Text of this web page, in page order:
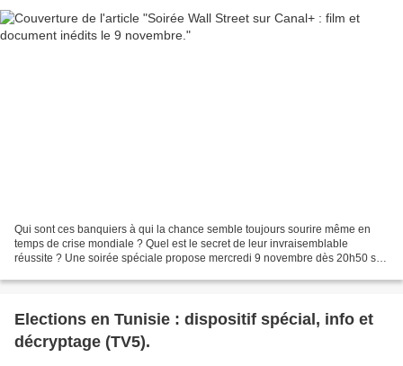
Qui sont ces banquiers à qui la chance semble toujours sourire même en
temps de crise mondiale ? Quel est le secret de leur invraisemblable
réussite ? Une soirée spéciale propose mercredi 9 novembre dès 20h50 sur
Elections en Tunisie : dispositif spécial, info et
décryptage (TV5).